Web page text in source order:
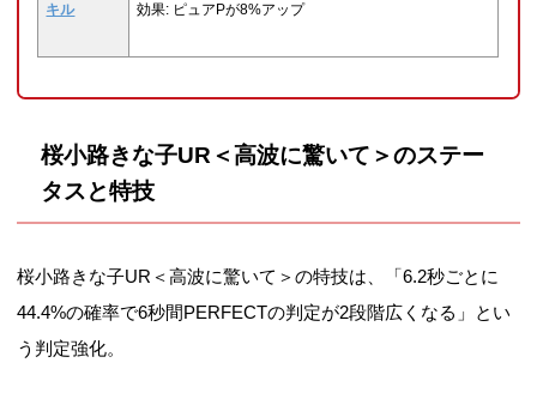
キル 効果: ピュアPが8%アップ
桜小路きな子UR＜高波に驚いて＞のステー
タスと特技
桜小路きな子UR＜高波に驚いて＞の特技は、「6.2秒ごとに
44.4%の確率で6秒間PERFECTの判定が2段階広くなる」とい
う判定強化。